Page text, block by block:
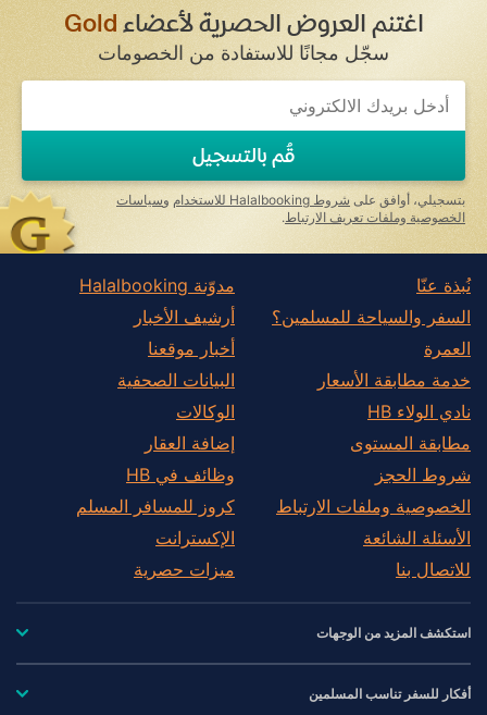
اغتنم العروض الحصرية لأعضاءGold
سجّل مجانًا للاستفادة من الخصومات
قُم بالتسجيل
بتسجيلي، أوافق على شروط Halalbooking للاستخدام وسياسات
الخصوصية وملفات تعريف الارتباط .
نُبذة عنّا
السفر والسياحة للمسلمين؟
العمرة
خدمة مطابقة الأسعار
نادي الولاء HB
مطابقة المستوى
شروط الحجز
الخصوصية وملفات الارتباط
الأسئلة الشائعة
للاتصال بنا
مدوّنة Halalbooking
أرشيف الأخبار
أخبار موقعنا
البيانات الصحفية
الوكالات
إضافة العقار
وظائف في HB
كروز للمسافر المسلم
الإكسترانت
ميزات حصرية
استكشف المزيد من الوجهات
أفكار للسفر تناسب المسلمين